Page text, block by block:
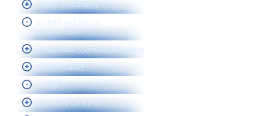
Patice, Fotoodpory
pojistky nožové pro
polovod.jištění
Reproduktory,vyhybky ND gramo
transformátory
Uhlíky
Vysílačky CB a přísl